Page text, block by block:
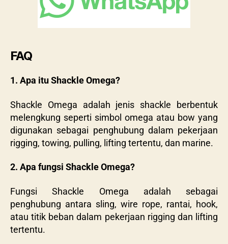
FAQ
1. Apa itu Shackle Omega?
Shackle Omega adalah jenis shackle berbentuk
melengkung seperti simbol omega atau bow yang
digunakan sebagai penghubung dalam pekerjaan
rigging, towing, pulling, lifting tertentu, dan marine.
2. Apa fungsi Shackle Omega?
Fungsi Shackle Omega adalah sebagai
penghubung antara sling, wire rope, rantai, hook,
atau titik beban dalam pekerjaan rigging dan lifting
tertentu.